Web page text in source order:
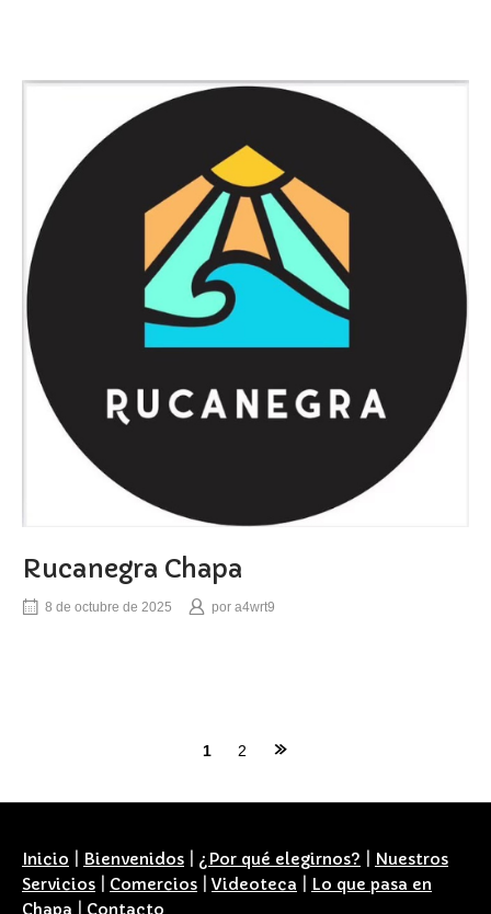
Rucanegra Chapa
8 de octubre de 2025 por a4wrt9
de
entradas
1 2
Inicio Bienvenidos ¿Por qué elegirnos?
Nuestros
Servicios
Comercios Videoteca
Lo que pasa en
Chapa
Contacto